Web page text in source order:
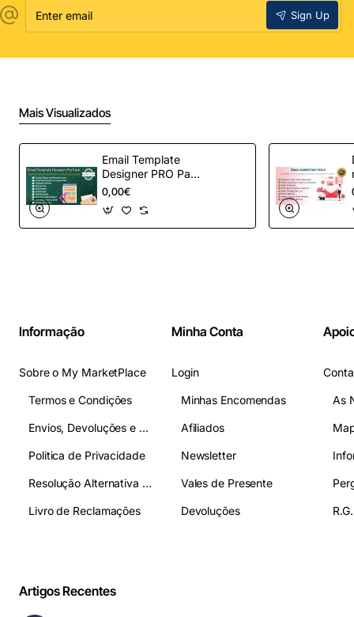
email
Sign Up
Mais Visualizados
Email Template
Designer PRO Pack
– Automação de e-
mail definitiva para
OpenCart
0,00€
Informação
Sobre o My MarketPlace
Termos e Condições
Envios, Devoluções e Pagamentos
Politica de Privacidade
Resolução Alternativa de Litígios
Livro de Reclamações
Minha Conta
Login
Minhas Encomendas
Afiliados
Newsletter
Vales de Presente
Devoluções
As
Artigos Recentes